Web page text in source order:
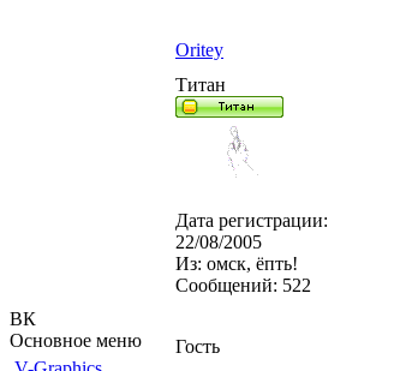
ВК
Основное меню
Oritey
Титан
Дата регистрации:
22/08/2005
Из: омск, ёпть!
Сообщений: 522
Гость